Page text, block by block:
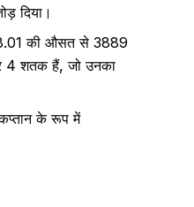
दिया।
की औसत से 3889
4 शतक हैं, जो उनका
के रूप में